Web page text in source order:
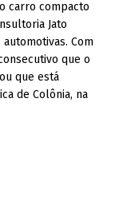
carro compacto
Jato
Com
que o
que está
de Colônia, na